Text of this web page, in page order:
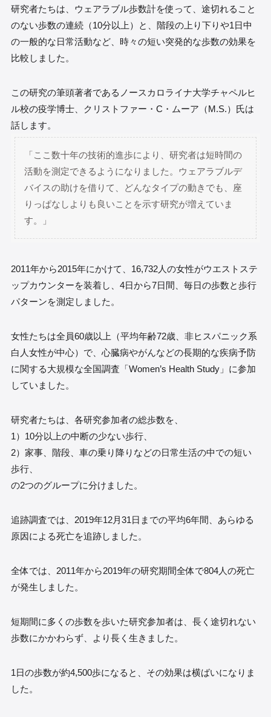
研究者たちは、ウェアラブル歩数計を使って、途切れること
のない歩数の連続（10分以上）と、階段の上り下りや1日中
の一般的な日常活動など、時々の短い突発的な歩数の効果を
比較しました。
この研究の筆頭著者であるノースカロライナ大学チャペルヒ
ル校の疫学博士、クリストファー・C・ムーア（M.S.）氏は
話します。
「ここ数十年の技術的進歩により、研究者は短時間の
活動を測定できるようになりました。ウェアラブルデ
バイスの助けを借りて、どんなタイプの動きでも、座
りっぱなしよりも良いことを示す研究が増えていま
す。」
2011年から2015年にかけて、16,732人の女性がウエストステ
ップカウンターを装着し、4日から7日間、毎日の歩数と歩行
パターンを測定しました。
女性たちは全員60歳以上（平均年齢72歳、非ヒスパニック系
白人女性が中心）で、心臓病やがんなどの長期的な疾病予防
に関する大規模な全国調査「Women’s Health Study」に参加
していました。
研究者たちは、各研究参加者の総歩数を、
1）10分以上の中断の少ない歩行、
2）家事、階段、車の乗り降りなどの日常生活の中での短い
歩行、
の2つのグループに分けました。
追跡調査では、2019年12月31日までの平均6年間、あらゆる
原因による死亡を追跡しました。
全体では、2011年から2019年の研究期間全体で804人の死亡
が発生しました。
短期間に多くの歩数を歩いた研究参加者は、長く途切れない
歩数にかかわらず、より長く生きました。
1日の歩数が約4,500歩になると、その効果は横ばいになりま
した。